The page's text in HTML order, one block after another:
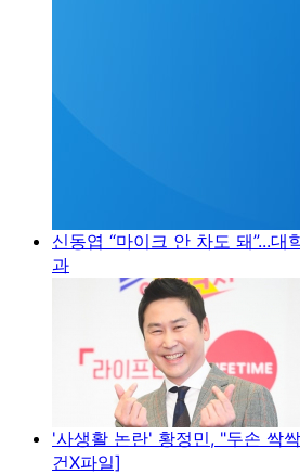
신동엽 “마이크 안 차도 돼”...
과
'사생활 논란' 황정민, "두손 싹
건X파일]